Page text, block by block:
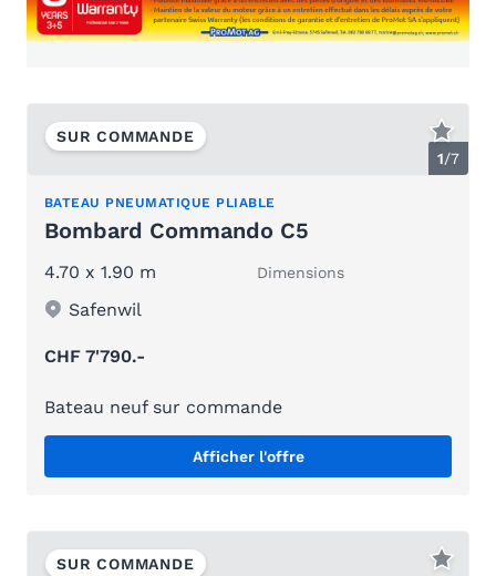
1/7
SUR COMMANDE
BATEAU PNEUMATIQUE PLIABLE
Bombard Commando C5
4.70 x 1.90 m Dimensions
Safenwil
CHF 7'790.-
Bateau neuf sur commande
Afficher l'offre
SUR COMMANDE